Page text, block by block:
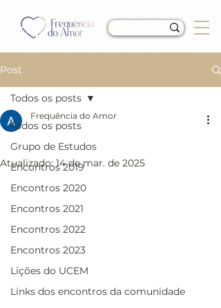
Post
Todos os posts
Grupo de Estudos
Encontros 2019
Encontros 2020
Encontros 2021
Encontros 2022
Encontros 2023
Lições do UCEM
Links dos encontros da comunidade
Todos os posts
LIÇÃO 06
Frequência do Amor
Atualizado:14 de mar. de 2025